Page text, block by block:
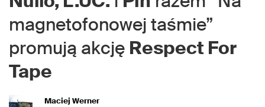
magnetofonowej taśmie”
promują akcję Respect For
Tape
Maciej Werner